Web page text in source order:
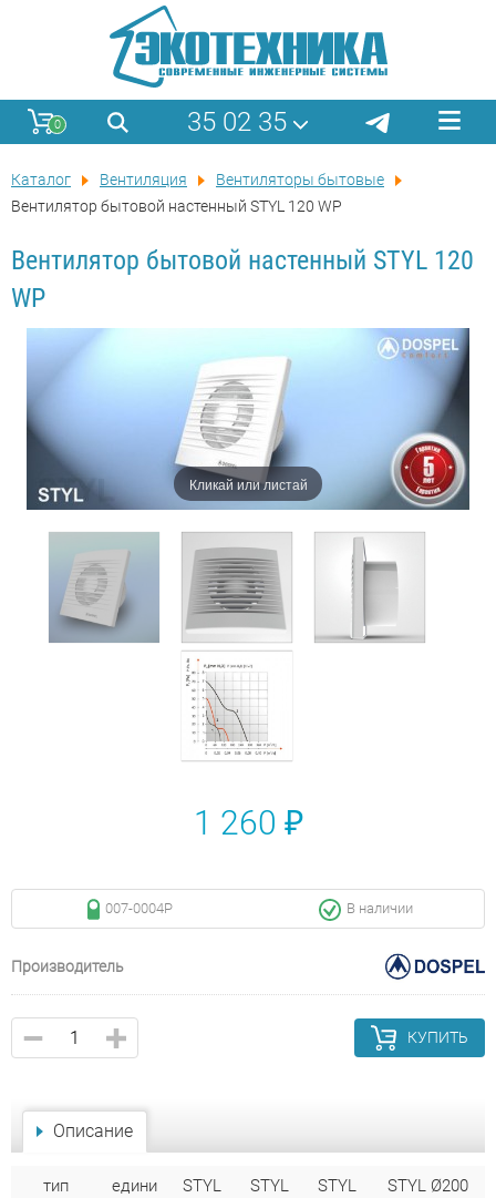
0 35 02 35
Каталог Вентиляция
Вентиляторы бытовые
Вентилятор бытовой настенный STYL 120 WP
Вентилятор бытовой настенный STYL 120
WP
Кликай или листай
1 260 ₽
007-0004Р В наличии
Производитель
КУПИТЬ
Описание
тип
едини
STYL
STYL
STYL
STYL Ø200